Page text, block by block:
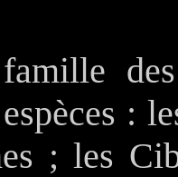
:
; les